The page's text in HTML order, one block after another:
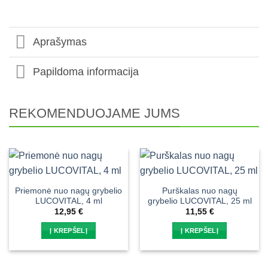
Aprašymas
Papildoma informacija
REKOMENDUOJAME JUMS
Priemonė nuo nagų grybelio
LUCOVITAL, 4 ml
12,95 €
Į KREPŠELĮ
Purškalas nuo nagų
grybelio LUCOVITAL, 25 ml
11,55 €
Į KREPŠELĮ